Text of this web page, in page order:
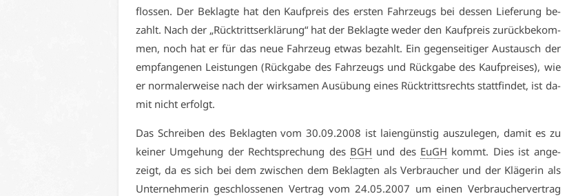
flos­sen. Der Be­klag­te hat den Kauf­preis des ers­ten Fahr­zeugs bei des­sen Lie­fe­rung be­
zahlt. Nach der „Rück­tritts­er­klä­rung“ hat der Be­klag­te we­der den Kauf­preis zu­rück­be­kom­
men, noch hat er für das neue Fahr­zeug et­was be­zahlt. Ein ge­gen­sei­ti­ger Aus­tausch der
emp­fan­ge­nen Leis­tun­gen (Rück­ga­be des Fahr­zeugs und Rück­ga­be des Kauf­prei­ses), wie
er nor­ma­ler­wei­se nach der wirk­sa­men Aus­übung ei­nes Rück­tritts­rechts statt­fin­det, ist da­
mit nicht er­folgt.
Das Schrei­ben des Be­klag­ten vom 30.09.2008 ist lai­en­güns­tig aus­zu­le­gen, da­mit es zu
kei­ner Um­ge­hung der Recht­spre­chung des BGH und des EuGH kommt. Dies ist an­ge­
zeigt, da es sich bei dem zwi­schen dem Be­klag­ten als Ver­brau­cher und der Klä­ge­rin als
Un­ter­neh­me­rin ge­schlos­se­nen Ver­trag vom 24.05.2007 um ei­nen Ver­brau­cher­ver­trag